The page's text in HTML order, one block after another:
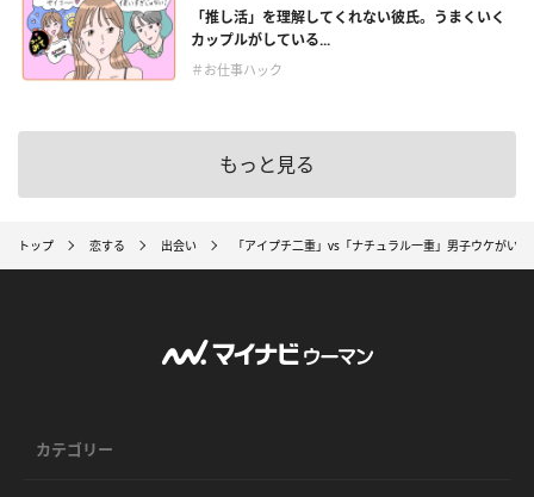
「推し活」を理解してくれない彼氏。うまくいく
カップルがしている...
＃お仕事ハック
もっと見る
トップ 恋する 出会い 「アイプチ二重」vs「ナチュラル一重」男子ウケがい
カテゴリー